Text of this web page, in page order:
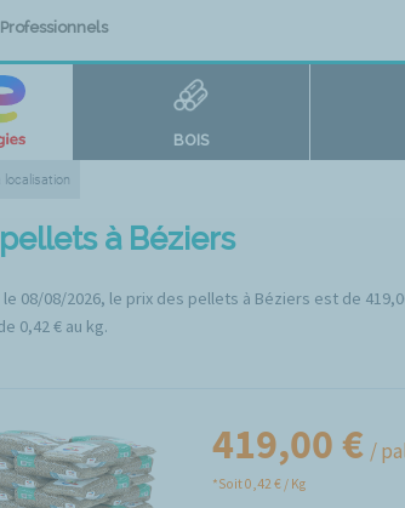
Professionnels
BOIS
localisation
à Béziers
le 08/08/2026, le prix des pellets à Béziers est de
0,42 € au kg.
419,00 € /
*Soit 0,42 € / Kg